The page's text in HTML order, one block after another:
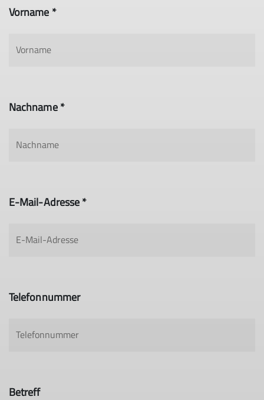
Vorname *
Nachname *
E-Mail-Adresse *
Telefonnummer
Betreff